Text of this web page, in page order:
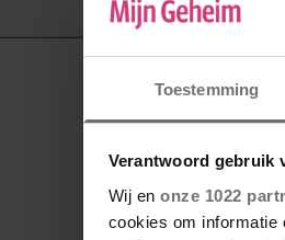
Toestemming
Verantwoord gebruik
Wij en onze 1022
cookies om informatie